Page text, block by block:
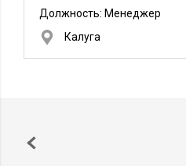
Должность: Менеджер
Калуга